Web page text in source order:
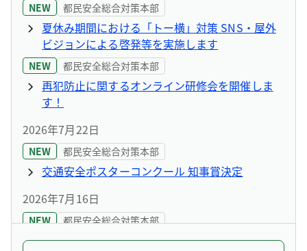
NEW 都民安全総合対策本部
夏休み期間における「トー横」対策 SNS・屋外
ビジョンによる啓発等を実施します
NEW 都民安全総合対策本部
再犯防止に関するオンライン研修会を開催しま
す！
2026年7月22日
NEW 都民安全総合対策本部
交通安全ポスターコンクール 知事賞決定
2026年7月16日
NEW 都民安全総合対策本部
闇バイトに、かかわらない！特殊詐欺加害防止の